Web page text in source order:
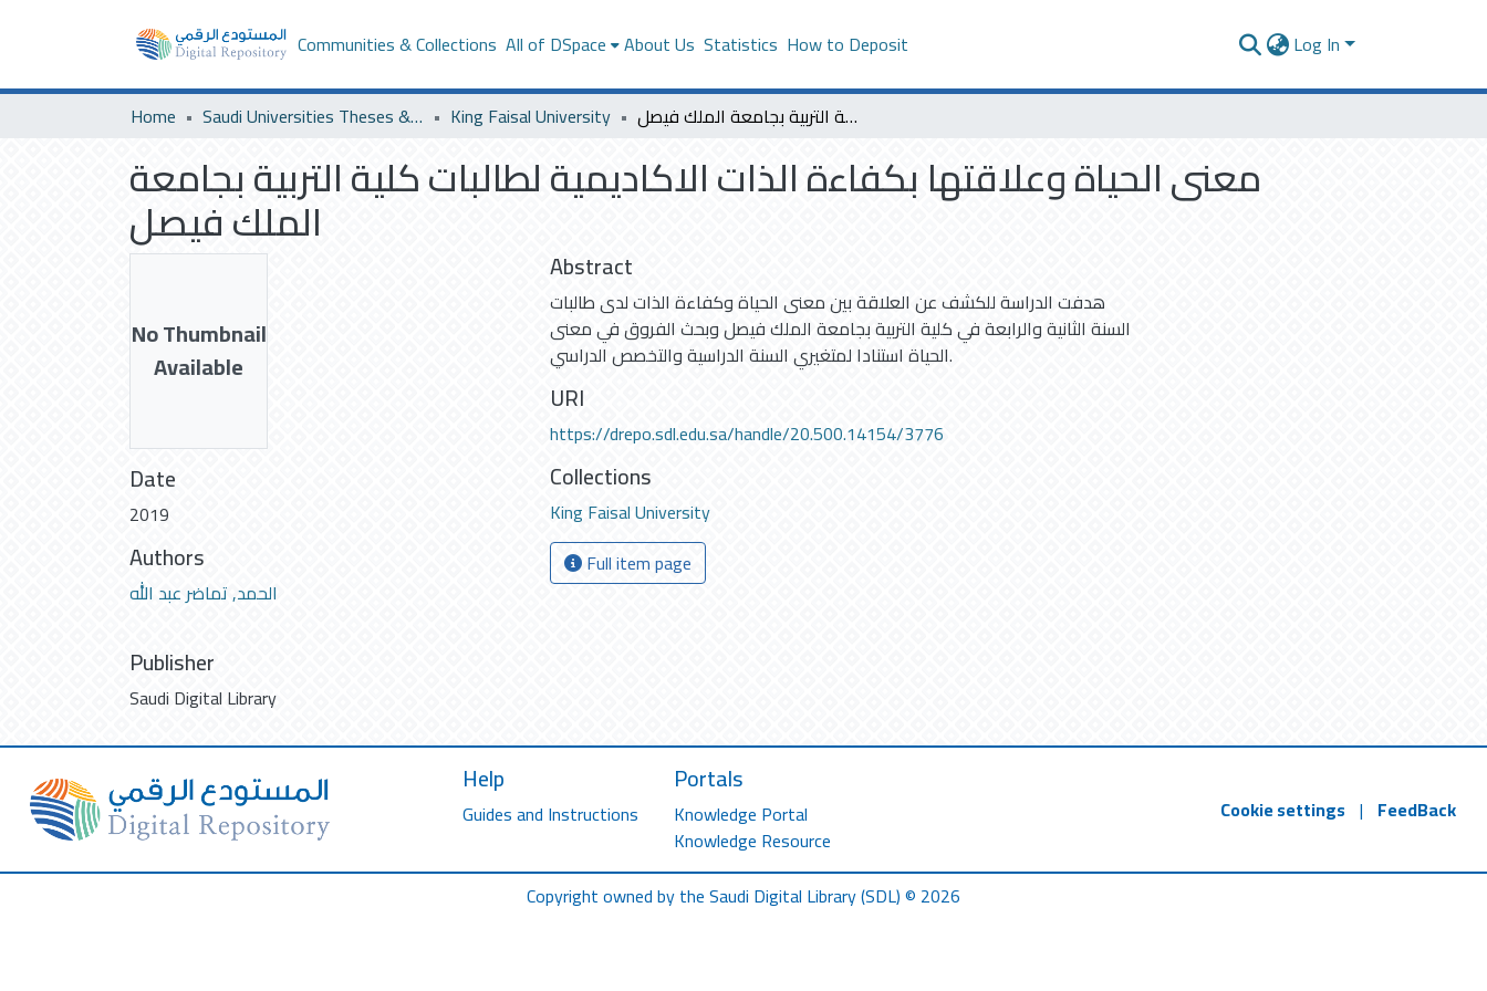
Communities & Collections All of DSpace About Us Statistics How to Deposit Log In
Home Saudi Universities Theses & Dissertations King Faisal University معنى الحياة وعلاقتها بكفاءة الذات الاكاديمية لطالبات كلية التربية بجامعة الملك فيصل
معنى الحياة وعلاقتها بكفاءة الذات الاكاديمية لطالبات كلية التربية بجامعة
الملك فيصل
No Thumbnail
Available
Date
2019
Authors
الحمد, تماضر عبد الله
Publisher
Saudi Digital Library
Abstract
هدفت الدراسة للكشف عن العلاقة بين معنى الحياة وكفاءة الذات لدى طالبات
السنة الثانية والرابعة في كلية التربية بجامعة الملك فيصل وبحث الفروق في معنى
الحياة استنادا لمتغيري السنة الدراسية والتخصص الدراسي.
URI
https://drepo.sdl.edu.sa/handle/20.500.14154/3776
Collections
King Faisal University
Full item page
Help
Guides and Instructions
Portals
Knowledge Portal
Knowledge Resource
Cookie settings | FeedBack
Copyright owned by the Saudi Digital Library (SDL) © 2026